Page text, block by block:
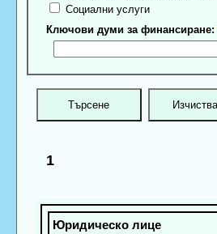
Социални услуги
Ключови думи за финансиране:
1